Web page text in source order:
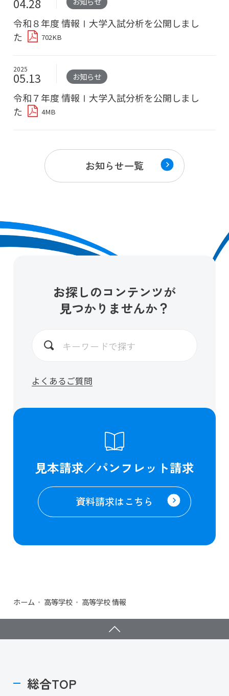
04.28
令和８年度 情報Ⅰ大学入試分析を公開しまし
た
702KB
2025
05.13 お知らせ
令和７年度 情報Ⅰ大学入試分析を公開しまし
た
4MB
お知らせ一覧
お探しのコンテンツが
見つかりませんか？
よくあるご質問
見本請求／パンフレット請求
資料請求はこちら
ホーム 高等学校 高等学校 情報
総合TOP